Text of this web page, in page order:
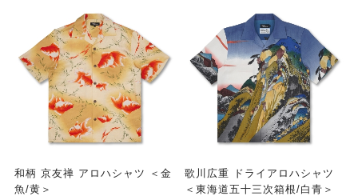
和柄 京友禅 アロハシャツ ＜金
魚/黄＞
歌川広重 ドライアロハシャツ
＜東海道五十三次箱根/白青＞